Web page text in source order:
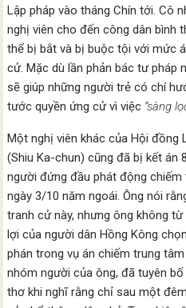
Lập pháp vào tháng Chín tới. Cô
nghị viên cho đến công dân bình
thể bị bắt và bị buộc tội với mức
cử. Mặc dù lần phản bác tư pháp
sẽ giúp những người trẻ có chí
tước quyền ứng cử vì việc “sàng
Một nghị viên khác của Hội đồng
(Shiu Ka-chun) cũng đã bị kết án
người đứng đầu phát động
ngày 3/10 năm ngoái. Ông nói
tranh cử này, nhưng ông không
lợi của người dân Hồng Kông
phán trong vụ án chiếm trung
nhóm người của ông, đã tuyên
thơ khi nghĩ rằng chỉ sau một